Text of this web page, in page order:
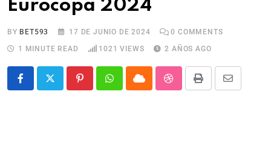
Eurocopa 2024
BY BET593 17 DE JUNIO DE 2024 0 COMMENTS
1 MINUTE READ
1021 VIEWS 2 AÑOS AGO